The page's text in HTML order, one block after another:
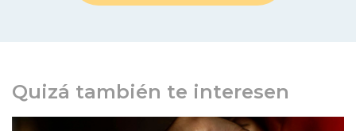
Quizá también te interesen